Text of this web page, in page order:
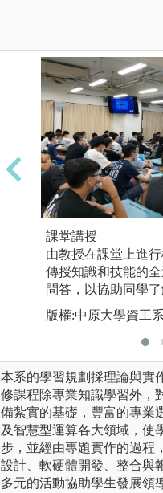
課堂講授
由教授在課堂上進
傳授知識和技能的
問答，以協助同學了
版權:中原大學資工
本系的學習規劃採理論與實
修課程除專業知識學習外，
備紮實的基礎，豐富的專業
及智慧型運算各大領域，使
步，並經由專題實作的過程
設計、軟硬體開發、整合與
多元的活動協助學生發展領